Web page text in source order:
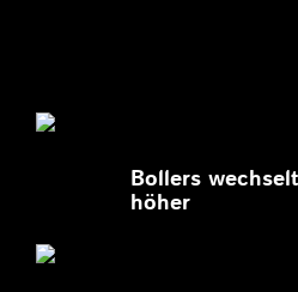
Bollers
höher